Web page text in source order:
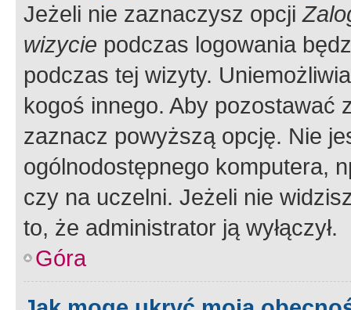
Jeżeli nie zaznaczysz opcji
wizycie podczas logowania
podczas tej wizyty.
kogoś innego. Aby pozostawać
zaznacz powyższą opcję. Nie
ogólnodostępnego komputera,
czy na uczelni. Jeżeli nie
to, że administrator ją wyłączył.
Góra